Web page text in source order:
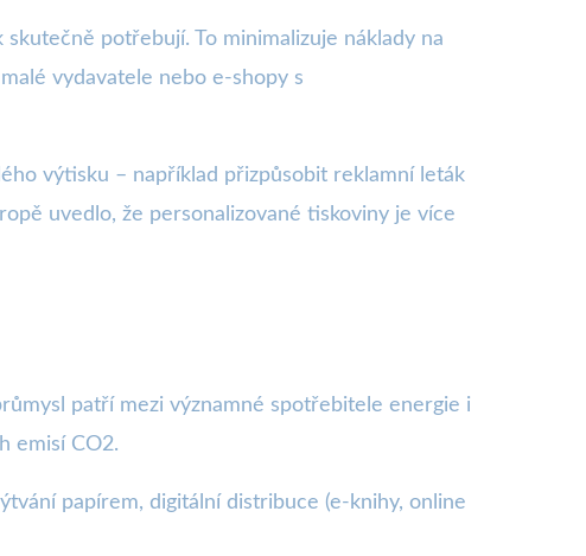
potřebují. To minimalizuje náklady na
vydavatele nebo e-shopy s
výtisku – například přizpůsobit reklamní leták
uvedlo, že personalizované tiskoviny je více
patří mezi významné spotřebitele energie i
emisí CO2.
papírem, digitální distribuce (e-knihy, online